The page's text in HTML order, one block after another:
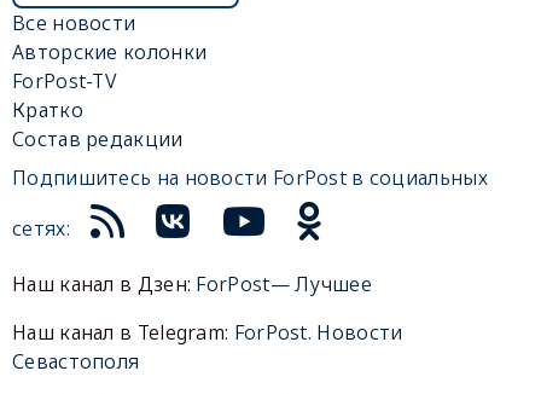
Все новости
Авторские колонки
ForPost-TV
Кратко
Состав редакции
Подпишитесь на новости ForPost в социальных
сетях:
Наш канал в Дзен: ForPost— Лучшее
Наш канал в Telegram: ForPost. Новости
Севастополя